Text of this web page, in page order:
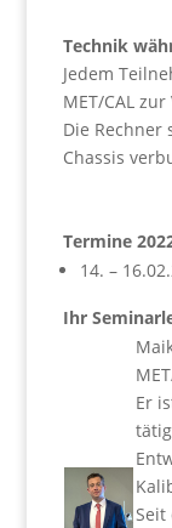
Technik
Jedem
MET/CAL
Die Rechner
Chassis
Termine
14. –
Ihr
Er
Seit